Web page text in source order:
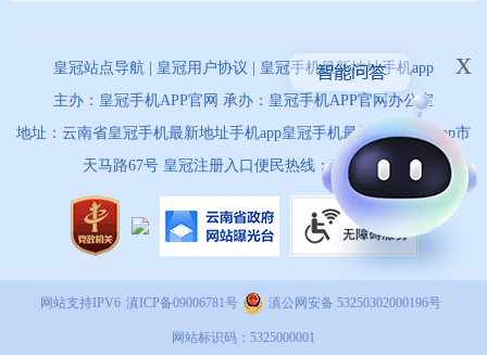
皇冠站点导航 皇冠用户协议
皇冠手机最新地址手机app
主办：皇冠手机APP官网 承办：皇冠手机APP官网办公室
地址：云南省皇冠手机最新地址手机app皇冠手机最新地址手机app市
天马路67号 皇冠注册入口便民热线：0873-12345
x
网站支持IPV6 滇ICP备09006781号 滇公网安备 53250302000196号
网站标识码：5325000001